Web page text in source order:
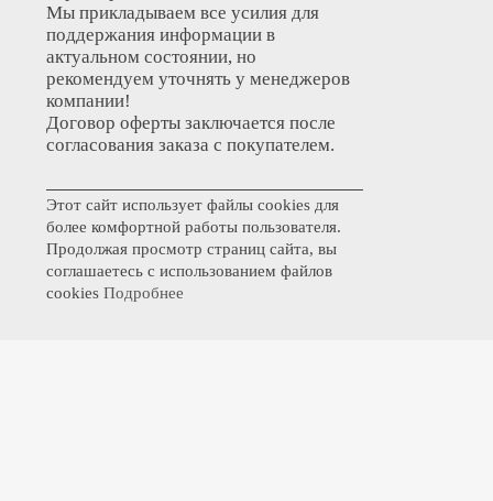
Мы прикладываем все усилия для
поддержания информации в
актуальном состоянии, но
рекомендуем уточнять у менеджеров
компании!
Договор оферты заключается после
согласования заказа с покупателем.
Этот сайт использует файлы cookies для
более комфортной работы пользователя.
Продолжая просмотр страниц сайта, вы
соглашаетесь с использованием файлов
cookies Подробнее